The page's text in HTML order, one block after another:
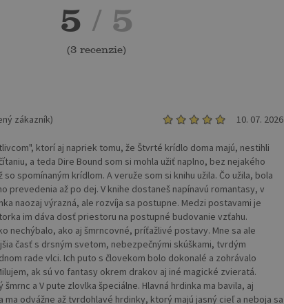
5 / 5
(3 recenzie)
zákazník) 10. 07. 2026
ktorí aj napriek tomu, že Štvrté krídlo doma majú, nestihli
a teda Dire Bound som si mohla užiť naplno, bez nejakého
spomínaným krídlom. A veruže som si knihu užila. Čo užila, bola
prevedenia až po dej. V knihe dostaneš napínavú romantasy, v
naozaj výrazná, ale rozvíja sa postupne. Medzi postavami je
im dáva dosť priestoru na postupné budovanie vzťahu.
nechýbalo, ako aj šmrncovné, príťažlivé postavy. Mne sa ale
časť s drsným svetom, nebezpečnými skúškami, tvrdým
rade vlci. Ich puto s človekom bolo dokonalé a zohrávalo
ak sú vo fantasy okrem drakov aj iné magické zvieratá.
šmrnc a V pute zlovlka špeciálne. Hlavná hrdinka ma bavila, aj
ma odvážne až tvrdohlavé hrdinky, ktorý majú jasný cieľ a neboja sa